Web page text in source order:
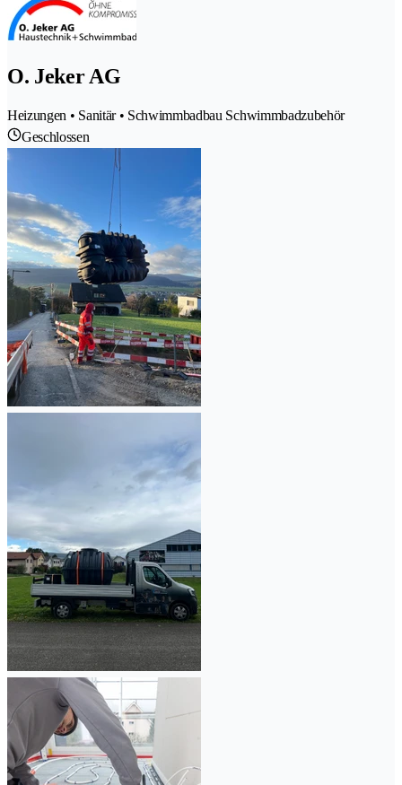
O. Jeker AG
Heizungen • Sanitär • Schwimmbadbau Schwimmbadzubehör
Geschlossen